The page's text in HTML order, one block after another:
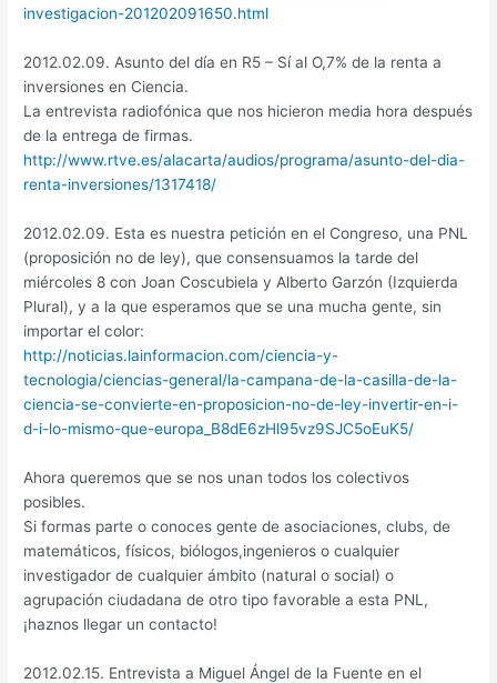
investigacion-201202091650.html
2012.02.09. Asunto del día en R5 – Sí al O,7% de la renta a
inversiones en Ciencia.
La entrevista radiofónica que nos hicieron media hora después
de la entrega de firmas.
http://www.rtve.es/alacarta/audios/programa/asunto-del-dia-
renta-inversiones/1317418/
2012.02.09. Esta es nuestra petición en el Congreso, una PNL
(proposición no de ley), que consensuamos la tarde del
miércoles 8 con Joan Coscubiela y Alberto Garzón (Izquierda
Plural), y a la que esperamos que se una mucha gente, sin
importar el color:
http://noticias.lainformacion.com/ciencia-y-
tecnologia/ciencias-general/la-campana-de-la-casilla-de-la-
ciencia-se-convierte-en-proposicion-no-de-ley-invertir-en-i-
d-i-lo-mismo-que-europa_B8dE6zHl95vz9SJC5oEuK5/
Ahora queremos que se nos unan todos los colectivos
posibles.
Si formas parte o conoces gente de asociaciones, clubs, de
matemáticos, físicos, biólogos,ingenieros o cualquier
investigador de cualquier ámbito (natural o social) o
agrupación ciudadana de otro tipo favorable a esta PNL,
¡haznos llegar un contacto!
2012.02.15. Entrevista a Miguel Ángel de la Fuente en el